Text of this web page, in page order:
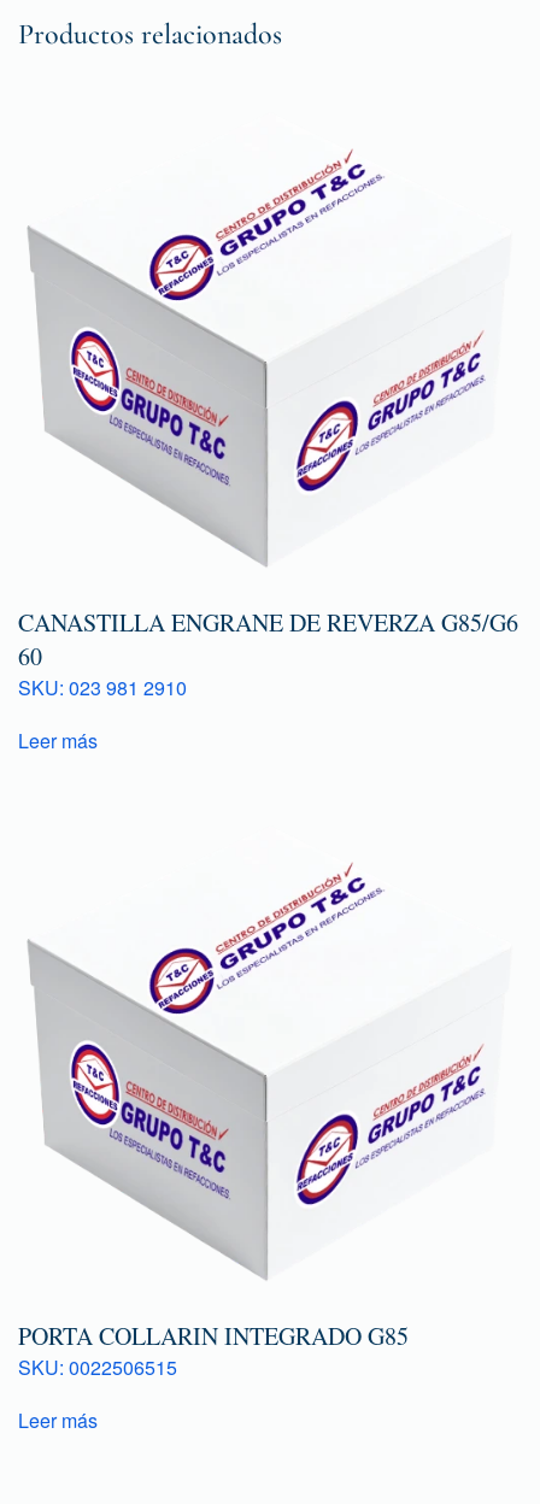
Productos relacionados
CANASTILLA ENGRANE DE REVERZA G85/G6
60
SKU: 023 981 2910
Leer más
PORTA COLLARIN INTEGRADO G85
SKU: 0022506515
Leer más